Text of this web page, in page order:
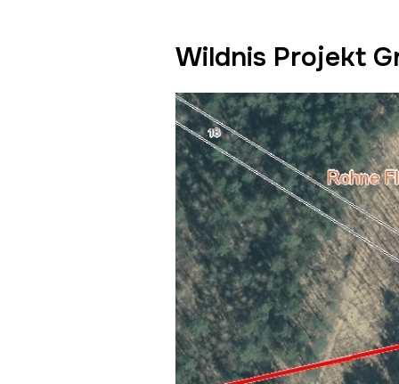
Wildnis Projekt